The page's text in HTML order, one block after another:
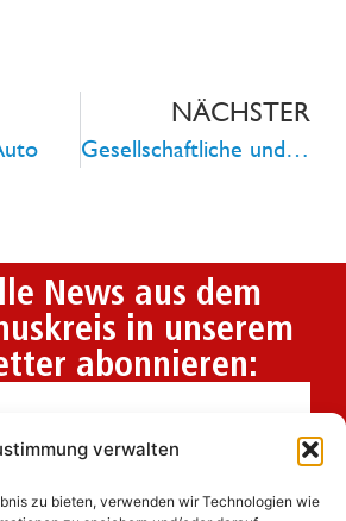
verwalten
zu bieten, verwenden wir Technologien wie
NÄCHSTER
Gesellschaftliche und soziale Rolle des Feuerwehrwesens bewährt sich auch in Corona-Zeiten
News aus dem
in unserem
abonnieren: